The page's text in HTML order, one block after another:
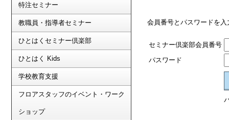
特注セミナー
教職員・指導者セミナー
ひとはくセミナー倶楽部
ひとはく Kids
学校教育支援
フロアスタッフのイベント・ワーク
ショップ
会員番号とパスワードを
セミナー倶楽部会員番号
パスワード